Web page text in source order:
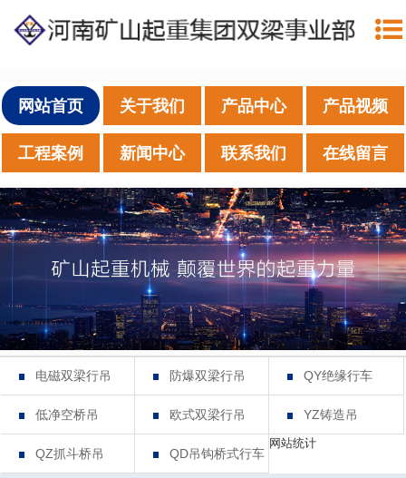
网站首页 关于我们 产品中心 产品视频
工程案例 新闻中心 联系我们 在线留言
电磁双梁行吊 防爆双梁行吊 QY绝缘行车
低净空桥吊 欧式双梁行吊 YZ铸造吊
QZ抓斗桥吊 QD吊钩桥式行车
网站统计